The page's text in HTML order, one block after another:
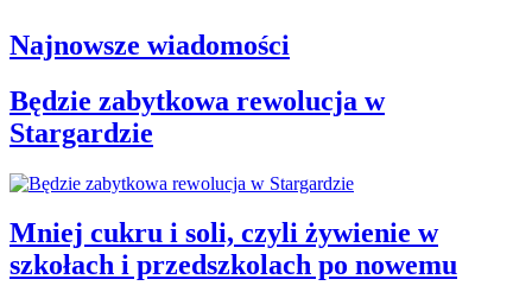
Najnowsze wiadomości
Będzie zabytkowa rewolucja w
Stargardzie
Mniej cukru i soli, czyli żywienie w
szkołach i przedszkolach po nowemu